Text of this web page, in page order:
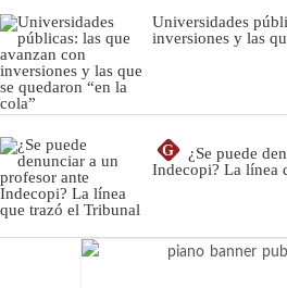
Universidades
inversiones y las
G
¿Se puede
Indecopi? La línea